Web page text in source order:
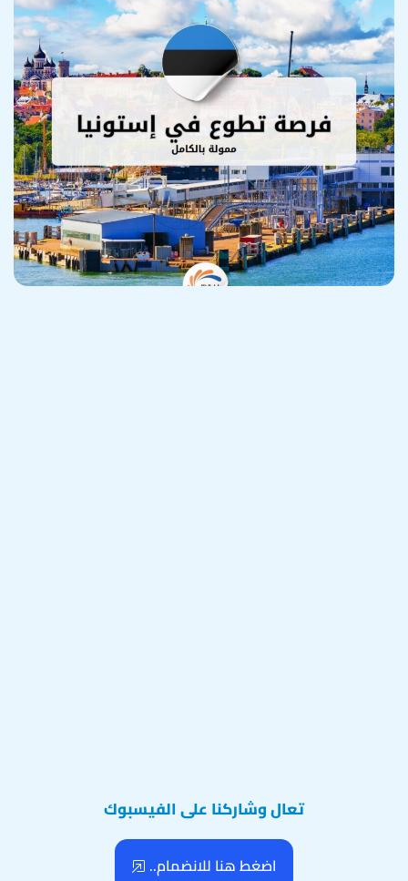
تعال وشاركنا على الفيسبوك
اضغط هنا للانضمام..